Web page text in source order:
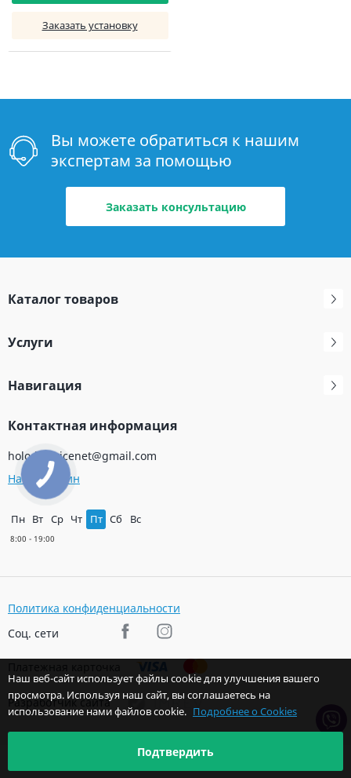
Заказать установку
Вы можете обратиться к нашим
экспертам за помощью
Заказать консультацию
Каталог товаров
Услуги
Навигация
Контактная информация
holodservicenet@gmail.com
Наш магазин
Пн Вт Ср Чт Пт Сб Вс
Политика конфиденциальности
Соц. сети
Разработчик сайта
Наш веб-сайт использует файлы cookie для улучшения вашего
просмотра. Используя наш сайт, вы соглашаетесь на
использование нами файлов cookie. Подробнее о Cookies
Подтвердить